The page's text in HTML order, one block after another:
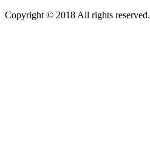
Copyright © 2018 All rights reserved.